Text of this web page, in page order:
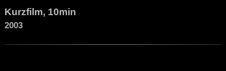
Kurzfilm, 10min
2003